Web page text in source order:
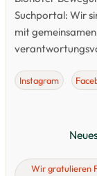
Suchportal: Wir
mit
Instagram
Wir gratulieren